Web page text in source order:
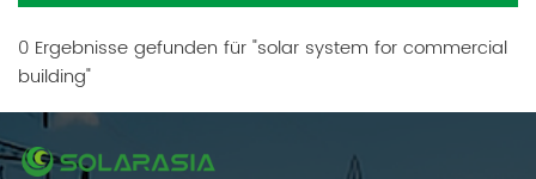
0 Ergebnisse gefunden für "solar system for commercial
building"